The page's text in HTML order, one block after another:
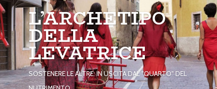
L’ARCHETIPO
DELLA
LEVATRICE
SOSTENERE LE ALTRE: IN USCITA DAL "QUARTO" DEL